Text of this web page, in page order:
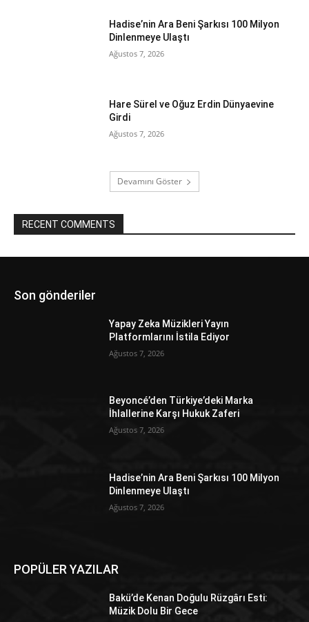
Hadise’nin Ara Beni Şarkısı 100 Milyon
Dinlenmeye Ulaştı
Ağustos 7, 2026
Hare Sürel ve Oğuz Erdin Dünyaevine
Girdi
Ağustos 7, 2026
Devamını Göster
RECENT COMMENTS
Son gönderiler
Yapay Zeka Müzikleri Yayın
Platformlarını İstila Ediyor
Ağustos 7, 2026
Beyoncé’den Türkiye’deki Marka
İhlallerine Karşı Hukuk Zaferi
Ağustos 7, 2026
Hadise’nin Ara Beni Şarkısı 100 Milyon
Dinlenmeye Ulaştı
Ağustos 7, 2026
POPÜLER YAZILAR
Bakü’de Kenan Doğulu Rüzgârı Esti:
Müzik Dolu Bir Gece